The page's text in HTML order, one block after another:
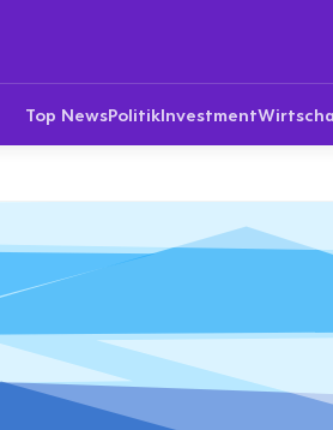
Top NewsPolitikInvestment